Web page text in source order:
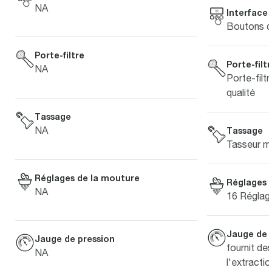
NA
Porte-filtre
NA
Tassage
NA
Réglages de la mouture
NA
Jauge de pression
NA
Interface
Boutons
Porte-
Porte-
qualité
Tassage
Tasseur
Réglages
16
Jauge de
fournit